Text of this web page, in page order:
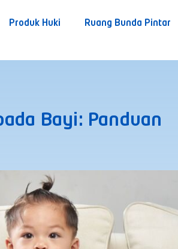
Produk Huki Ruang Bunda Pintar
Bayi: Panduan